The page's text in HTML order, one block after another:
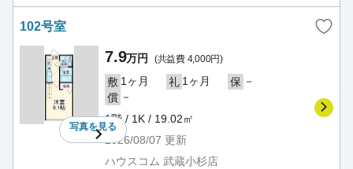
102号室
写真を見る
7.9万円 (共益費 4,000円)
敷 1ヶ月 礼 1ヶ月 保 －
償 －
1階 / 1K / 19.02㎡
2026/08/07 更新
ハウスコム 武蔵小杉店